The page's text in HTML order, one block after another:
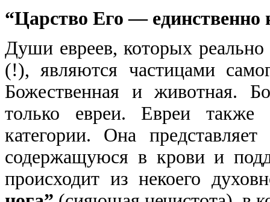
“Царство Его — единственно
Души евреев, которых реально
(!), являются частицами
Божественная и животная.
только евреи. Евреи
категории. Она
содержащуюся в крови и
происходит из некоего